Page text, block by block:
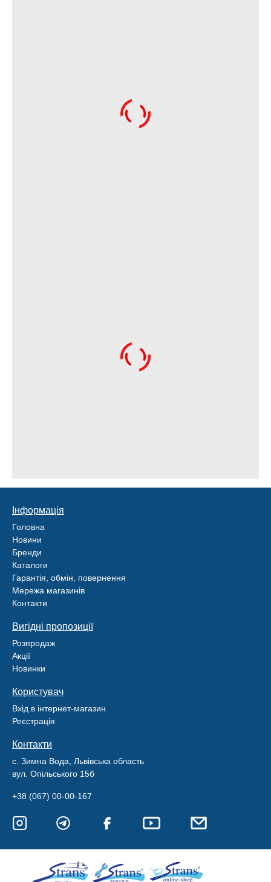
Інформація
Головна
Новини
Бренди
Каталоги
Гарантія, обмін, повернення
Мережа магазинів
Контакти
Вигідні пропозиції
Розпродаж
Акції
Новинки
Користувач
Вхід в інтернет-магазин
Реєстрація
Контакти
с. Зимна Вода, Львівська область
вул. Опільського 15б
+38 (067) 00-00-167